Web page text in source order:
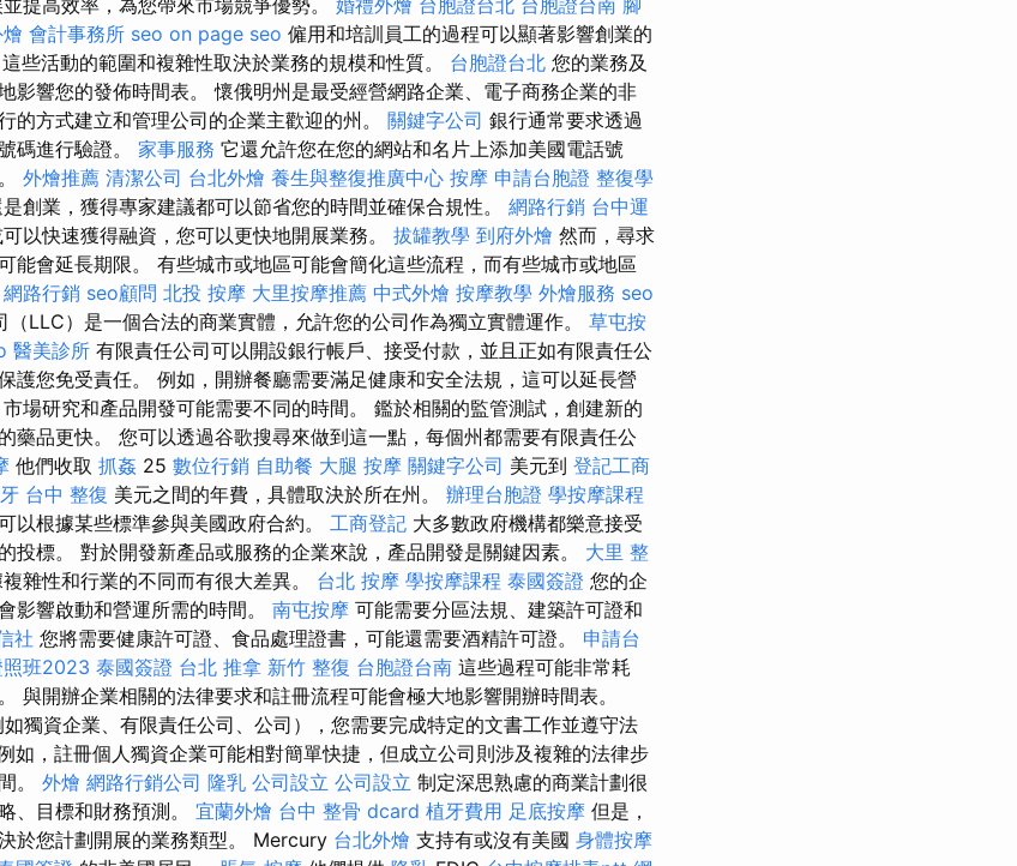
會計事務所 seo on page seo 僱用和培訓員工的過程可以顯著影響創業的
這些活動的範圍和複雜性取決於業務的規模和性質。 台胞證台北 您的業務及
影響您的發佈時間表。 懷俄明州是最受經營網路企業、電子商務企業的非
的方式建立和管理公司的企業主歡迎的州。 關鍵字公司 銀行通常要求透過
碼進行驗證。 家事服務 它還允許您在您的網站和名片上添加美國電話號
外燴推薦 清潔公司 台北外燴 養生與整復推廣中心 按摩 申請台胞證 整復學
創業，獲得專家建議都可以節省您的時間並確保合規性。 網路行銷 台中運
以快速獲得融資，您可以更快地開展業務。 拔罐教學 到府外燴 然而，尋求
能會延長期限。 有些城市或地區可能會簡化這些流程，而有些城市或地區
網路行銷 seo顧問 北投 按摩 大里按摩推薦 中式外燴 按摩教學 外燴服務 seo
（LLC）是一個合法的商業實體，允許您的公司作為獨立實體運作。 草屯按
醫美診所 有限責任公司可以開設銀行帳戶、接受付款，並且正如有限責任公
護您免受責任。 例如，開辦餐廳需要滿足健康和安全法規，這可以延長營
場研究和產品開發可能需要不同的時間。 鑑於相關的監管測試，創建新的
藥品更快。 您可以透過谷歌搜尋來做到這一點，每個州都需要有限責任公
他們收取 抓姦 25 數位行銷 自助餐 大腿 按摩 關鍵字公司 美元到 登記工商
台中 整復 美元之間的年費，具體取決於所在州。 辦理台胞證 學按摩課程
以根據某些標準參與美國政府合約。 工商登記 大多數政府機構都樂意接受
投標。 對於開發新產品或服務的企業來說，產品開發是關鍵因素。 大里 整
雜性和行業的不同而有很大差異。 台北 按摩 學按摩課程 泰國簽證 您的企
影響啟動和營運所需的時間。 南屯按摩 可能需要分區法規、建築許可證和
社 您將需要健康許可證、食品處理證書，可能還需要酒精許可證。 申請台
照班2023 泰國簽證 台北 推拿 新竹 整復 台胞證台南 這些過程可能非常耗
與開辦企業相關的法律要求和註冊流程可能會極大地影響開辦時間表。
獨資企業、有限責任公司、公司），您需要完成特定的文書工作並遵守法
如，註冊個人獨資企業可能相對簡單快捷，但成立公司則涉及複雜的法律步
。 外燴 網路行銷公司 隆乳 公司設立 公司設立 制定深思熟慮的商業計劃很
、目標和財務預測。 宜蘭外燴 台中 整骨 dcard 植牙費用 足底按摩 但是，
於您計劃開展的業務類型。 Mercury 台北外燴 支持有或沒有美國 身體按摩